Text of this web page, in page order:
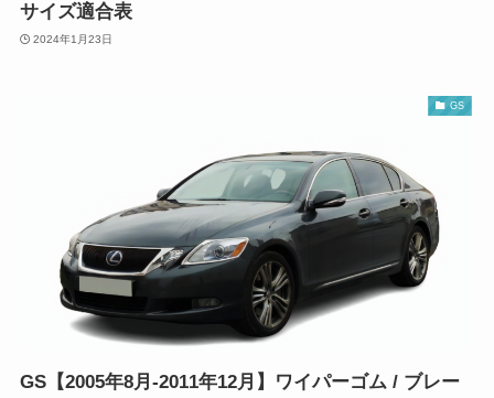
サイズ適合表
2024年1月23日
GS
GS【2005年8月-2011年12月】ワイパーゴム / ブレー